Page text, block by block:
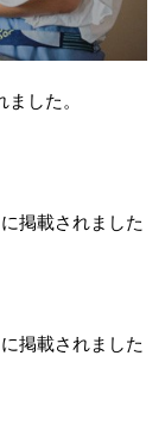
した。
掲載されました
掲載されました